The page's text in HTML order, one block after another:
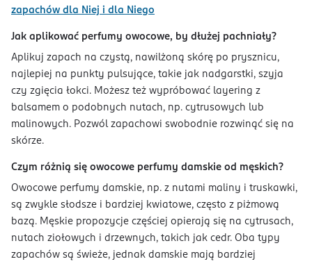
zapachów dla Niej i dla Niego
Jak aplikować perfumy owocowe, by dłużej pachniały?
Aplikuj zapach na czystą, nawilżoną skórę po prysznicu,
najlepiej na punkty pulsujące, takie jak nadgarstki, szyja
czy zgięcia łokci. Możesz też wypróbować layering z
balsamem o podobnych nutach, np. cytrusowych lub
malinowych. Pozwól zapachowi swobodnie rozwinąć się na
skórze.
Czym różnią się owocowe perfumy damskie od męskich?
Owocowe perfumy damskie, np. z nutami maliny i truskawki,
są zwykle słodsze i bardziej kwiatowe, często z piżmową
bazą. Męskie propozycje częściej opierają się na cytrusach,
nutach ziołowych i drzewnych, takich jak cedr. Oba typy
zapachów są świeże, jednak damskie mają bardziej